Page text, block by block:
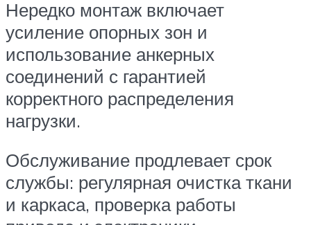
Нередко монтаж включает
усиление опорных зон и
использование анкерных
соединений с гарантией
корректного распределения
нагрузки.
Обслуживание продлевает срок
службы: регулярная очистка ткани
и каркаса, проверка работы